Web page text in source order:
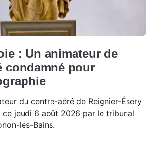
: Un animateur de
condamné pour
du centre-aéré de Reignier-Ésery
ce jeudi 6 août 2026 par le tribunal
les-Bains.